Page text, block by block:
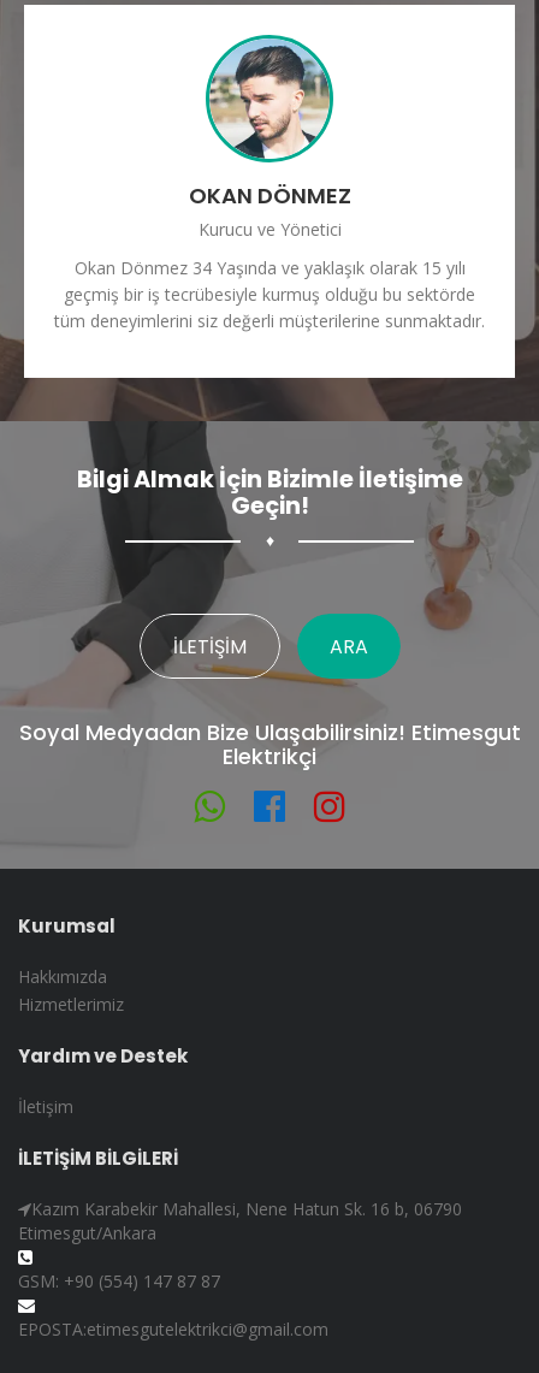
OKAN DÖNMEZ
Kurucu ve Yönetici
Okan Dönmez 34 Yaşında ve yaklaşık olarak 15 yılı
geçmiş bir iş tecrübesiyle kurmuş olduğu bu sektörde
tüm deneyimlerini siz değerli müşterilerine sunmaktadır.
Bilgi Almak İçin Bizimle İletişime
Geçin!
♦
İLETIŞIM ARA
Soyal Medyadan Bize Ulaşabilirsiniz! Etimesgut
Elektrikçi
Kurumsal
Hakkımızda
Hizmetlerimiz
Yardım ve Destek
İletişim
İLETİŞİM BİLGİLERİ
Kazım Karabekir Mahallesi, Nene Hatun Sk. 16 b, 06790
Etimesgut/Ankara
GSM: +90 (554) 147 87 87
EPOSTA:etimesgutelektrikci@gmail.com